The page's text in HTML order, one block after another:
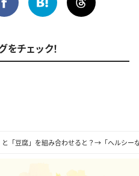
と「豆腐」を組み合わせると？→「ヘルシ
チェック！